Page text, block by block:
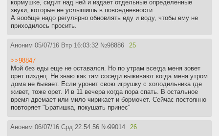
кормушке, сидит над ней и издает отдельные определенные
звуки, которые не услышишь в повседневности.
А вообще надо регулярно обновлять еду и воду, чтобы ему не
приходилось просить.
Аноним 05/07/16 Втр 16:03:32 №98886 25
>>98847
Мой без еды еще не оставался. Но по утрам всегда меня зовет
орет пиздец. Не знаю как там соседи выживают когда меня утром
дома не бывает. Если уронит свою игрушку с холодильника где
живет, тоже орет. И в 11 вечера когда пора спать. В остальное
время дремает или мило чирикает и бормочет. Сейчас постоянно
повторяет "Братишка, покушать принес"
Аноним 06/07/16 Срд 22:54:56 №99014 26